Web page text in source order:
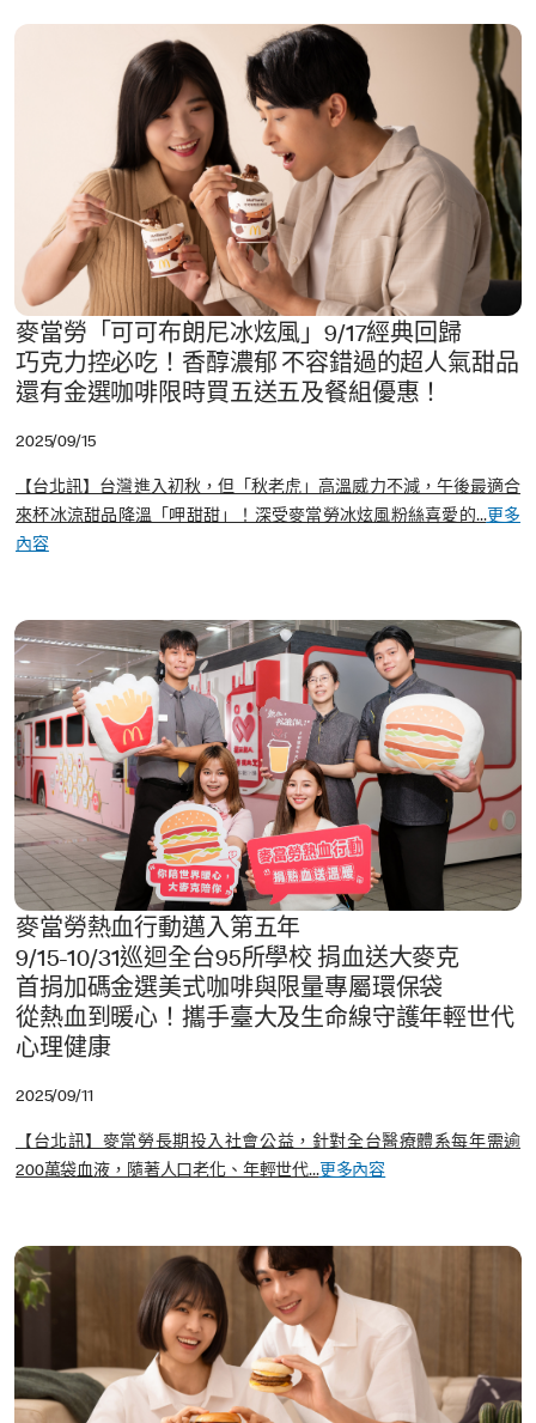
麥當勞「可可布朗尼冰炫風」9/17經典回歸
巧克力控必吃！香醇濃郁 不容錯過的超人氣甜品
還有金選咖啡限時買五送五及餐組優惠！
2025/09/15
【台北訊】台灣進入初秋，但「秋老虎」高溫威力不減，午後最適合
來杯冰涼甜品降溫「呷甜甜」！深受麥當勞冰炫風粉絲喜愛的...更多
內容
麥當勞熱血行動邁入第五年
9/15-10/31巡迴全台95所學校 捐血送大麥克
首捐加碼金選美式咖啡與限量專屬環保袋
從熱血到暖心！攜手臺大及生命線守護年輕世代
心理健康
2025/09/11
【台北訊】麥當勞長期投入社會公益，針對全台醫療體系每年需逾
200萬袋血液，隨著人口老化、年輕世代...更多內容